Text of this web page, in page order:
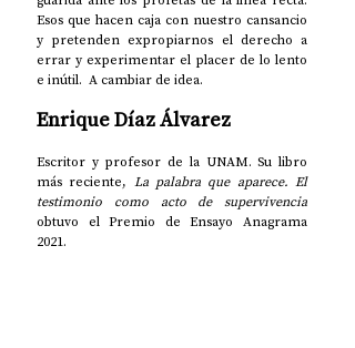
Esos que hacen caja con nuestro cansancio
y pretenden expropiarnos el derecho a
errar y experimentar el placer de lo lento
e inútil.  A cambiar de idea.
Enrique Díaz Álvarez
Escritor y profesor de la UNAM. Su libro
más reciente, La palabra que aparece. El
testimonio como acto de supervivencia
obtuvo el Premio de Ensayo Anagrama
2021.